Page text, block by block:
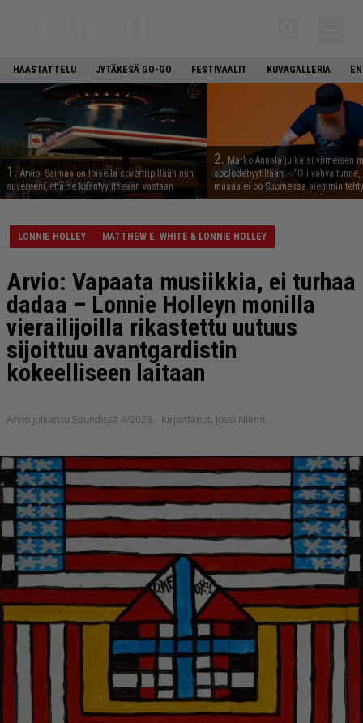
HAASTATTELU JYTÄKESÄ GO-GO FESTIVAALIT KUVAGALLERIA
1. Arvio: Saimaa on toisella covertripillään niin
suvereeni, että se kääntyy itseään vastaan
2.Marko Annala julkaisi viimeisen
soolodebyytiltään – ”Oli vahva
musaa ei oo Suomessa aiemmin
LONNIE HOLLEY MATTHEW E. WHITE & LONNIE HOLLEY
Arvio: Vapaata musiikkia, ei turhaa
dadaa – Lonnie Holleyn monilla
vierailijoilla rikastettu uutuus
sijoittuu avantgardistin
kokeelliseen laitaan
Arvio julkaistu Soundissa 4/2023. Kirjoittanut: Jussi Niemi.